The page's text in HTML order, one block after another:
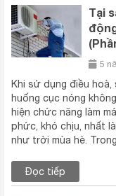
Tại
5
Khi sử dụng điều
huống cục nóng
hiện chức năng làm
phức, khó chịu, nhất
như trời mùa hè.
Đọc tiếp